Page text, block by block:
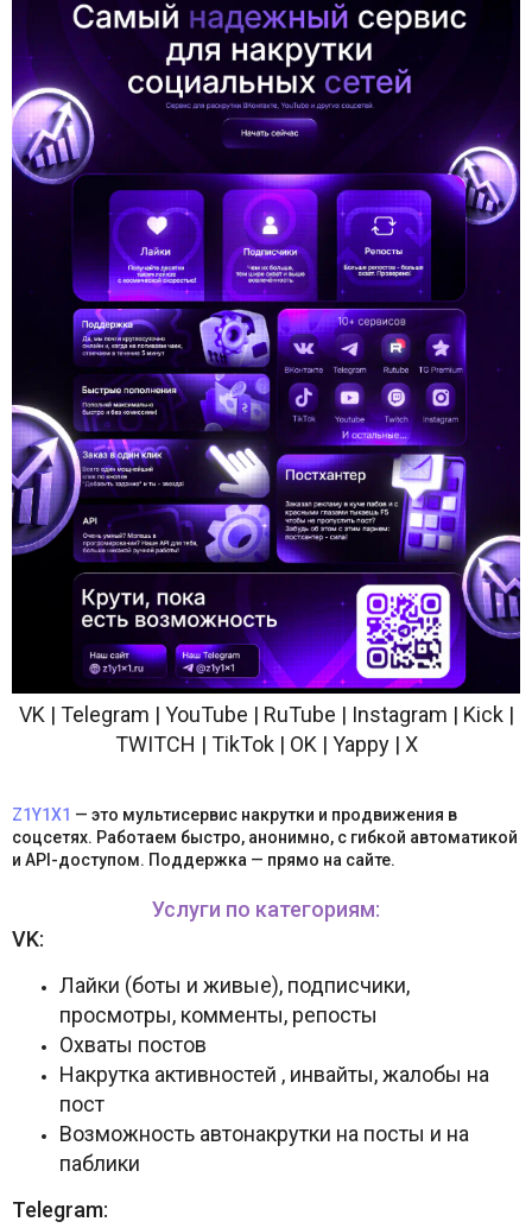
VK | Telegram | YouTube | RuTube | Instagram | Kick |
TWITCH | TikTok | OK | Yappy | X
Z1Y1X1 — это мультисервис накрутки и продвижения в
соцсетях. Работаем быстро, анонимно, с гибкой автоматикой
и API-доступом. Поддержка — прямо на сайте.
Услуги по категориям:
VK:
Лайки (боты и живые), подписчики,
просмотры, комменты, репосты
Охваты постов
Накрутка активностей , инвайты, жалобы на
пост
Возможность автонакрутки на посты и на
паблики
Telegram: